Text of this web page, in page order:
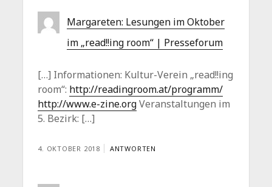
Margareten: Lesungen im Oktober
im „read!!ing room“ | Presseforum
[…] Informationen: Kultur-Verein „read!!ing
room“: http://readingroom.at/programm/
http://www.e-zine.orgVeranstaltungen im
5. Bezirk: […]
4. OKTOBER 2018 ANTWORTEN